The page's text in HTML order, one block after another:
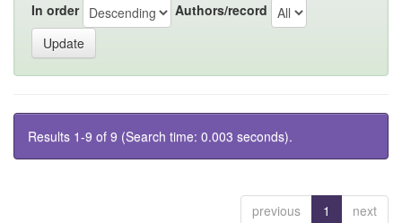
In order Authors/record
Results 1-9 of 9 (Search time: 0.003 seconds).
previous 1 next